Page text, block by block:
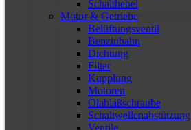
Schalthebel
Motor & Getriebe
Belüftungsventil
Benzinhahn
Dichtung
Filter
Kupplung
Motoren
Ölablaßschraube
Schaltwellenabstützung
Ventile